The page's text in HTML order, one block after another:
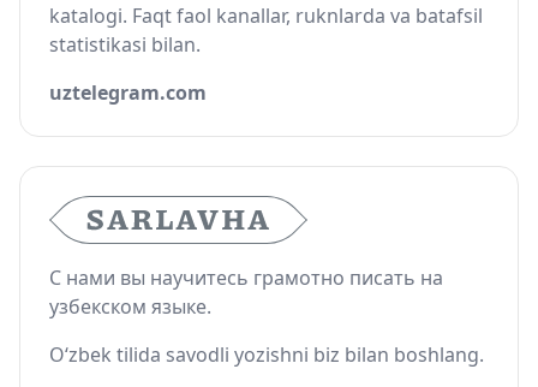
katalogi. Faqt faol kanallar, ruknlarda va batafsil
statistikasi bilan.
uztelegram.com
С нами вы научитесь грамотно писать на
узбекском языке.
O‘zbek tilida savodli yozishni biz bilan boshlang.